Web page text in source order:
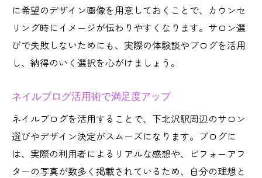
に希望のデザイン画像を用意しておくことで、カウンセ
リング時にイメージが伝わりやすくなります。サロン選
びで失敗しないためにも、実際の体験談やブログを活用
し、納得のいく選択を心がけましょう。
ネイルブログ活用術で満足度アップ
ネイルブログを活用することで、下北沢駅周辺のサロン
選びやデザイン決定がスムーズになります。ブログに
は、実際の利用者によるリアルな感想や、ビフォーアフ
ターの写真が数多く掲載されているため、自分の理想と